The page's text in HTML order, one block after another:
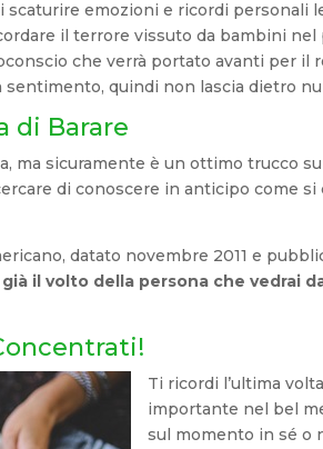
scaturire emozioni e ricordi personali
il terrore vissuto da bambini nel
che verrà portato avanti per il
sentimento, quindi non lascia dietro
di Barare
ma sicuramente è un ottimo trucco
di conoscere in anticipo come
datato novembre 2011 e
il volto della persona che vedrai
Ti ricordi l’ultima
importante nel bel
sul momento in sé o